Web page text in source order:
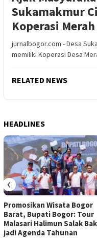
Sukamakmur
Koperasi
jurnalbogor.com - Desa
memiliki Koperasi Desa
RELATED NEWS
HEADLINES
Promosikan Wisata Bogor
Barat, Bupati Bogor: Tour
Malasari Halimun Salak
jadi Agenda Tahunan
‹